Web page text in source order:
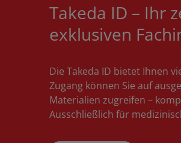
Takeda ID – Ihr
exklusiven
Die Takeda ID bietet Ihnen
Zugang können Sie auf
Materialien zugreifen –
Ausschließlich für